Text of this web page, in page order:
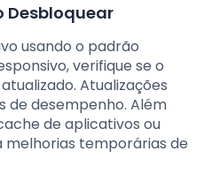
Desbloquear
usando o padrão
verifique se o
Atualizações
desempenho. Além
de aplicativos ou
melhorias temporárias de